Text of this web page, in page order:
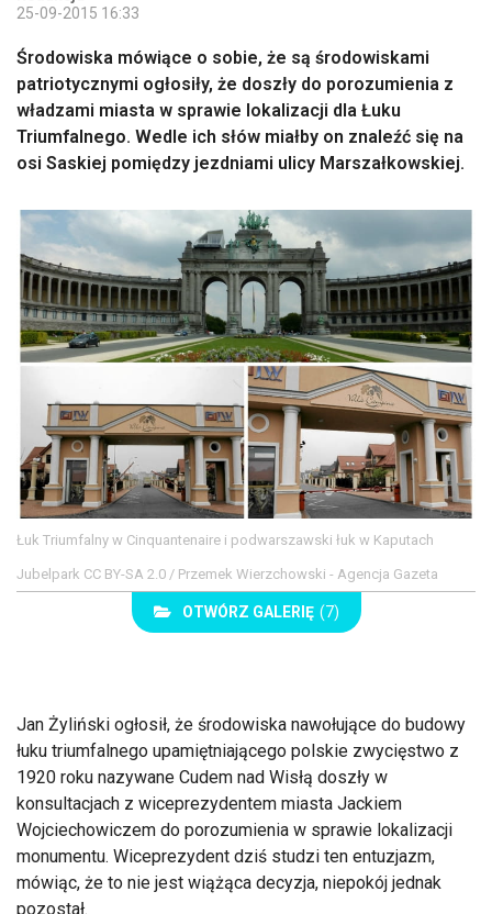
25-09-2015 16:33
Środowiska mówiące o sobie, że są środowiskami
patriotycznymi ogłosiły, że doszły do porozumienia z
władzami miasta w sprawie lokalizacji dla Łuku
Triumfalnego. Wedle ich słów miałby on znaleźć się na
osi Saskiej pomiędzy jezdniami ulicy Marszałkowskiej.
Łuk Triumfalny w Cinquantenaire i podwarszawski łuk w Kaputach
Jubelpark CC BY-SA 2.0 / Przemek Wierzchowski - Agencja Gazeta
OTWÓRZ GALERIĘ (7)
Jan Żyliński ogłosił, że środowiska nawołujące do budowy
łuku triumfalnego upamiętniającego polskie zwycięstwo z
1920 roku nazywane Cudem nad Wisłą doszły w
konsultacjach z wiceprezydentem miasta Jackiem
Wojciechowiczem do porozumienia w sprawie lokalizacji
monumentu. Wiceprezydent dziś studzi ten entuzjazm,
mówiąc, że to nie jest wiążąca decyzja, niepokój jednak
pozostał.